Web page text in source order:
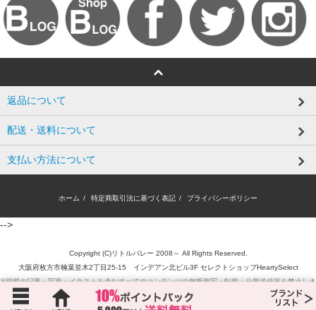
返品について
配送・送料について
支払い方法について
ホーム / 特定商取引法に基づく表記 / プライバシーポリシー
-->
Copyright (C)リトルバレー 2008～ All Rights Reserved.
大阪府枚方市楠葉並木2丁目25-15 インデアン北ビル3F セレクトショップHeartySelect
※掲載の記事・写真・イラストを含むすべてのコンテンツの無断複写・転載・公衆送信等を禁止しま
す。